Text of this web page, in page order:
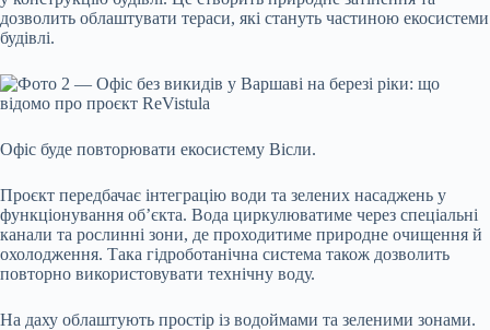
дозволить облаштувати тераси, які стануть частиною екосистеми
будівлі.
Офіс буде повторювати екосистему Вісли.
Проєкт передбачає інтеграцію води та зелених насаджень у
функціонування об’єкта. Вода циркулюватиме через спеціальні
канали та рослинні зони, де проходитиме природне очищення й
охолодження. Така гідроботанічна система також дозволить
повторно використовувати технічну воду.
На даху облаштують простір із водоймами та зеленими зонами.